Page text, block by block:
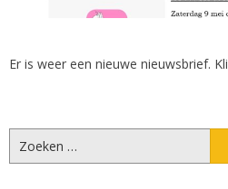
Er is weer een nieuwe nieuwsbrief.
Zoeken
naar: